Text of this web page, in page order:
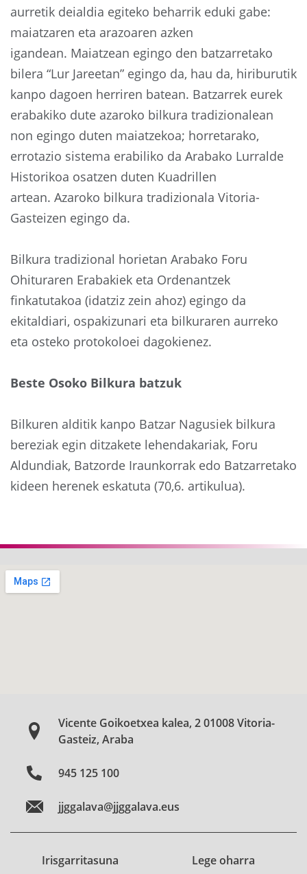
aurretik deialdia egiteko beharrik eduki gabe:
maiatzaren eta arazoaren azken
igandean. Maiatzean egingo den batzarretako
bilera “Lur Jareetan” egingo da, hau da, hiriburutik
kanpo dagoen herriren batean. Batzarrek eurek
erabakiko dute azaroko bilkura tradizionalean
non egingo duten maiatzekoa; horretarako,
errotazio sistema erabiliko da Arabako Lurralde
Historikoa osatzen duten Kuadrillen
artean. Azaroko bilkura tradizionala Vitoria-
Gasteizen egingo da.
Bilkura tradizional horietan Arabako Foru
Ohituraren Erabakiek eta Ordenantzek
finkatutakoa (idatziz zein ahoz) egingo da
ekitaldiari, ospakizunari eta bilkuraren aurreko
eta osteko protokoloei dagokienez.
Beste Osoko Bilkura batzuk
Bilkuren alditik kanpo Batzar Nagusiek bilkura
bereziak egin ditzakete lehendakariak, Foru
Aldundiak, Batzorde Iraunkorrak edo Batzarretako
kideen herenek eskatuta (70,6. artikulua).
Vicente Goikoetxea kalea, 2 01008 Vitoria-
Gasteiz, Araba
945 125 100
jjggalava@jjggalava.eus
Irisgarritasuna Lege oharra